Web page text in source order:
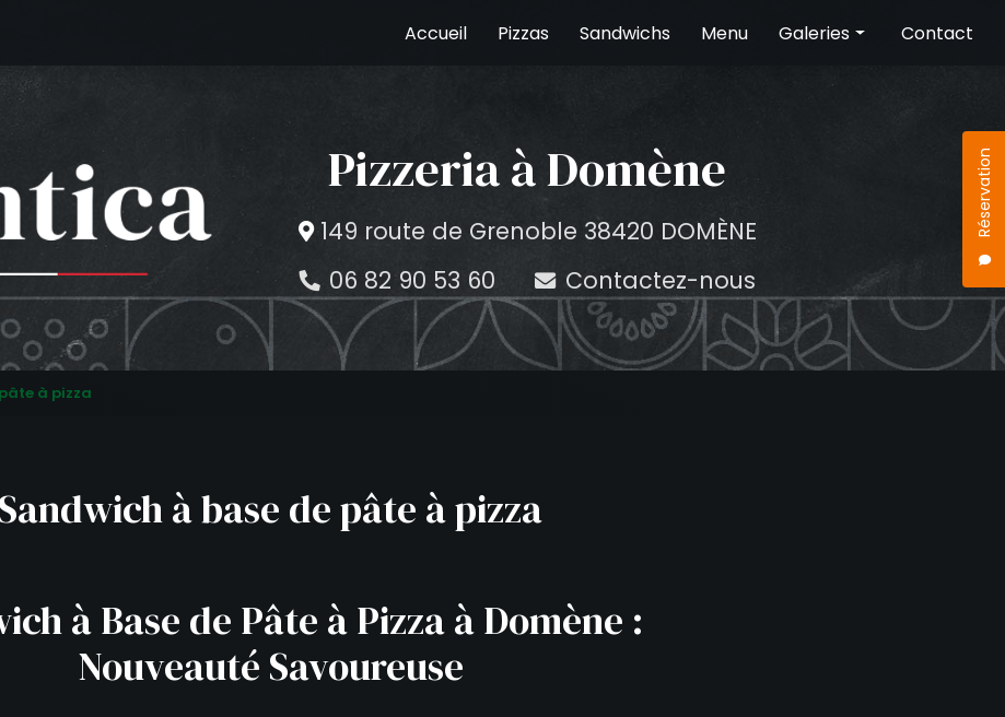
Réservation
Accueil
Pizzas Sandwichs Menu Galeries Contact
Pizzeria à Domène
149 route de Grenoble 38420 DOMÈNE
06 82 90 53 60
Contactez-nous
à pizza
Sandwich à base de pâte à pizza
à Base de Pâte à Pizza à Domène :
Nouveauté Savoureuse